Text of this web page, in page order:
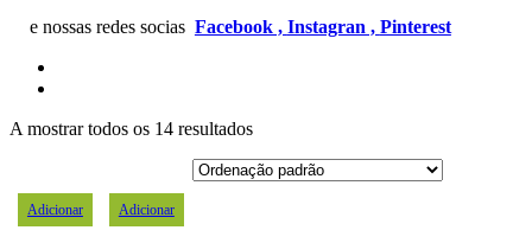
e nossas redes socias Facebook , Instagran , Pinterest
A mostrar todos os 14 resultados
Adicionar Adicionar